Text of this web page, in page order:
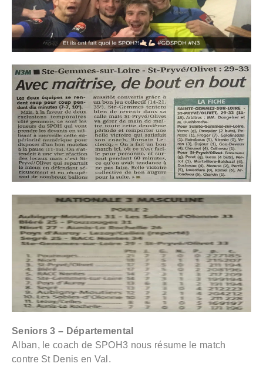
Seniors 3 – Départemental
Alban, le coach de SPOH3 nous résume le match
contre St Denis en Val.